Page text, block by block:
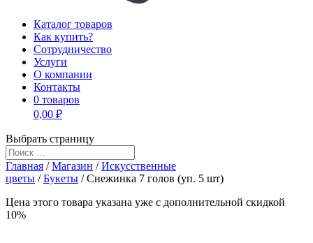
Каталог товаров
Как купить?
Сотрудничество
Услуги
О компании
Контакты
0 товаров
0,00 ₽
Выбрать страницу
Главная /Магазин /Искусственные
цветы /Букеты / Снежинка 7 голов (уп. 5 шт)
Цена этого товара указана уже c дополнительной скидкой
10%